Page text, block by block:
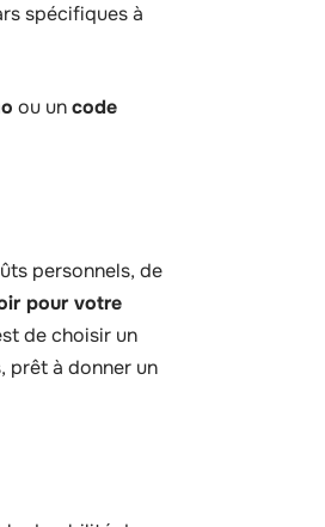
spécifiques à
ou uncode
personnels, de
pour votre
de choisir un
prêt à donner un